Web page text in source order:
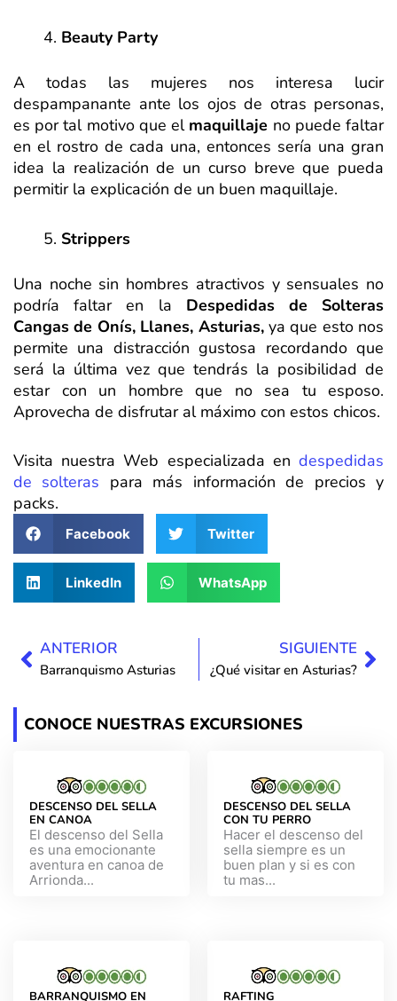
Beauty Party
A todas las mujeres nos interesa lucir
despampanante ante los ojos de otras personas,
es por tal motivo que el maquillaje no puede faltar
en el rostro de cada una, entonces sería una gran
idea la realización de un curso breve que pueda
permitir la explicación de un buen maquillaje.
Strippers
Una noche sin hombres atractivos y sensuales no
podría faltar en la Despedidas de Solteras
Cangas de Onís, Llanes, Asturias, ya que esto nos
permite una distracción gustosa recordando que
será la última vez que tendrás la posibilidad de
estar con un hombre que no sea tu esposo.
Aprovecha de disfrutar al máximo con estos chicos.
Visita nuestra Web especializada en despedidas
de solteras para más información de precios y
packs.
Facebook Twitter
LinkedIn WhatsApp
AntANTERIOR
Barranquismo Asturias
SIGUIENTE
¿Qué visitar en Asturias?
CONOCE NUESTRAS EXCURSIONES
DESCENSO DEL SELLA
EN CANOA
El descenso del Sella
es una emocionante
aventura en canoa de
Arrionda...
DESCENSO DEL SELLA
CON TU PERRO
Hacer el descenso del
sella siempre es un
buen plan y si es con
tu mas...
BARRANQUISMO EN RAFTING